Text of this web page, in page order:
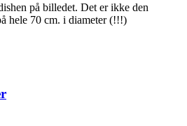
på billedet. Det er ikke den
hele 70 cm. i diameter (!!!)